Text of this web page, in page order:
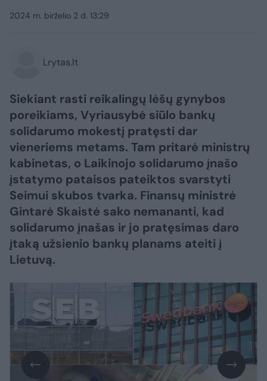
2024 m. birželio 2 d. 13:29
Lrytas.lt
Siekiant rasti reikalingų lėšų gynybos
poreikiams, Vyriausybė siūlo bankų
solidarumo mokestį pratęsti dar
vieneriems metams. Tam pritarė ministrų
kabinetas, o Laikinojo solidarumo įnašo
įstatymo pataisos pateiktos svarstyti
Seimui skubos tvarka. Finansų ministrė
Gintarė Skaistė sako nemananti, kad
solidarumo įnašas ir jo pratęsimas daro
įtaką užsienio bankų planams ateiti į
Lietuvą.